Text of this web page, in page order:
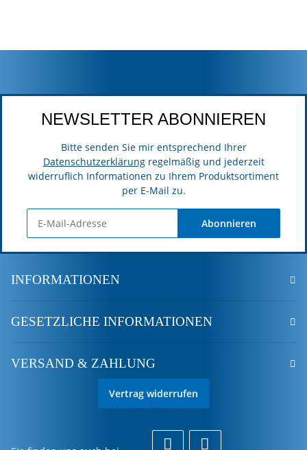
NEWSLETTER ABONNIEREN
Bitte senden Sie mir entsprechend Ihrer
Datenschutzerklärungregelmäßig und jederzeit
widerruflich Informationen zu Ihrem Produktsortiment
per E-Mail zu.
Abonnieren
INFORMATIONEN
GESETZLICHE INFORMATIONEN
VERSAND & ZAHLUNG
Vertrag widerrufen